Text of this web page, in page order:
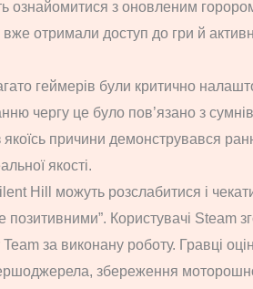
ознайомитися з оновленим
отримали доступ до гри й
геймерів були критично
чергу це було пов’язано з
якоїсь причини демонструвався
якості.
Hill можуть розслабитися і чекати
позитивними”. Користувачі Steam
за виконану роботу. Гравці
збереження